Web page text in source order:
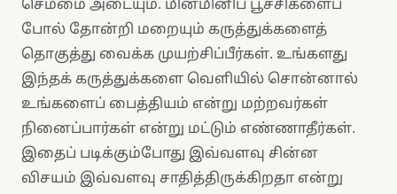
செம்மை அடையும். மின்மினிப் பூச்சிகளைப்
போல் தோன்றி மறையும் கருத்துக்களைத்
தொகுத்து வைக்க முயற்சிப்பீர்கள். உங்களது
இந்தக் கருத்துக்களை வெளியில் சொன்னால்
உங்களைப் பைத்தியம் என்று மற்றவர்கள்
நினைப்பார்கள் என்று மட்டும் எண்ணாதீர்கள்.
இதைப் படிக்கும்போது இவ்வளவு சின்ன
விசயம் இவ்வளவு சாதித்திருக்கிறதா என்று